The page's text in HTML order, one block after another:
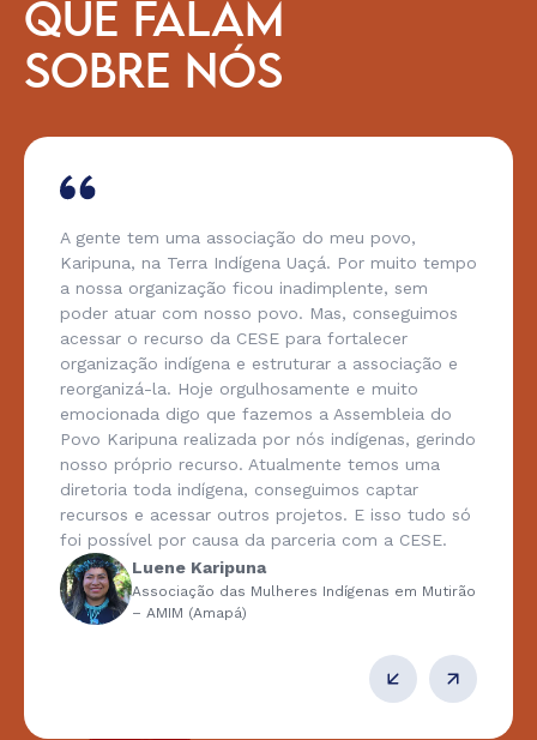
QUE FALAM
SOBRE NÓS
A gente tem uma associação do meu povo,
Karipuna, na Terra Indígena Uaçá. Por muito tempo
a nossa organização ficou inadimplente, sem
poder atuar com nosso povo. Mas, conseguimos
acessar o recurso da CESE para fortalecer
organização indígena e estruturar a associação e
reorganizá-la. Hoje orgulhosamente e muito
emocionada digo que fazemos a Assembleia do
Povo Karipuna realizada por nós indígenas, gerindo
nosso próprio recurso. Atualmente temos uma
diretoria toda indígena, conseguimos captar
recursos e acessar outros projetos. E isso tudo só
foi possível por causa da parceria com a CESE.
Luene Karipuna
Associação das Mulheres Indígenas em Mutirão
– AMIM (Amapá)